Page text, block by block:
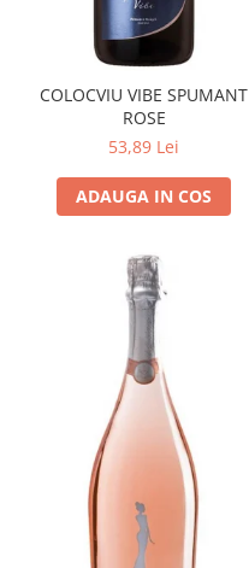
Domeniile FRANCO-ROMÂNE
COLOCVIU VIBE SPUMANT
ROSE
53,89 Lei
ADAUGA IN COS